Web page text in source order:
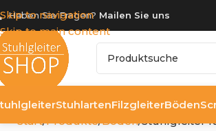
Skip to navigation
Skip to main content
Haben Sie Fragen? Mailen Sie uns
StuhlartenFilzgleiterBöden
Start Produkte Böden Stuhlgleiter